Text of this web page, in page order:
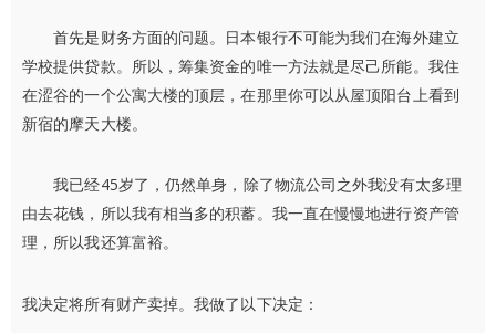
首先是财务方面的问题。日本银行不可能为我们在海外建立
学校提供贷款。所以，筹集资金的唯一方法就是尽己所能。我住
在涩谷的一个公寓大楼的顶层，在那里你可以从屋顶阳台上看到
新宿的摩天大楼。
我已经45岁了，仍然单身，除了物流公司之外我没有太多理
由去花钱，所以我有相当多的积蓄。我一直在慢慢地进行资产管
理，所以我还算富裕。
我决定将所有财产卖掉。我做了以下决定：